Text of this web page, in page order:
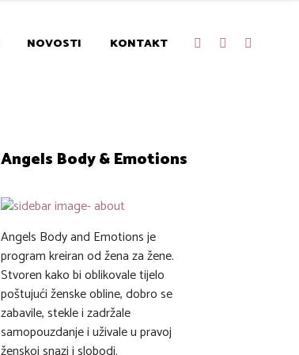
NOVOSTI KONTAKT
Angels Body & Emotions
Angels Body and Emotions je
program kreiran od žena za žene.
Stvoren kako bi oblikovale tijelo
poštujući ženske obline, dobro se
zabavile, stekle i zadržale
samopouzdanje i uživale u pravoj